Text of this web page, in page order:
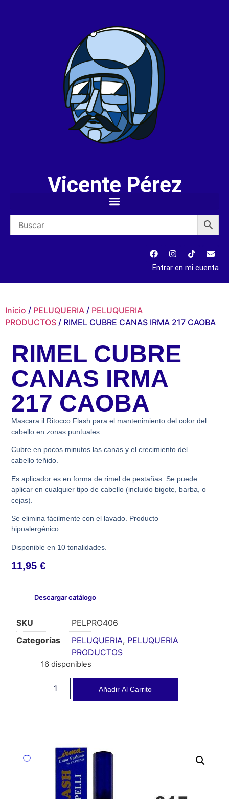
Vicente Pérez
Entrar en mi cuenta
Inicio / PELUQUERIA / PELUQUERIA
PRODUCTOS / RIMEL CUBRE CANAS IRMA 217 CAOBA
RIMEL CUBRE
CANAS IRMA
217 CAOBA
Mascara il Ritocco Flash para el mantenimiento del color del
cabello en zonas puntuales.
Cubre en pocos minutos las canas y el crecimiento del
cabello teñido.
Es aplicador es en forma de rimel de pestañas. Se puede
aplicar en cualquier tipo de cabello (incluido bigote, barba, o
cejas).
Se elimina fácilmente con el lavado. Producto
hipoalergénico.
Disponible en 10 tonalidades.
11,95€
Descargar catálogo
SKU
PELPRO406
Categorías
PELUQUERIA, PELUQUERIA
PRODUCTOS
16 disponibles
Añadir Al Carrito